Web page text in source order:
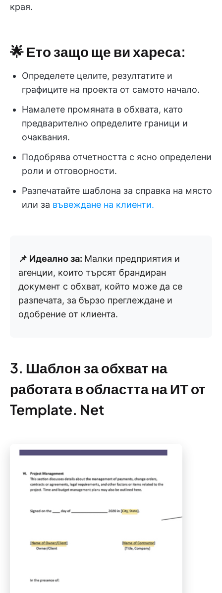
края.
🌟 Ето защо ще ви хареса:
Определете целите, резултатите и
графиците на проекта от самото начало.
Намалете промяната в обхвата, като
предварително определите граници и
очаквания.
Подобрява отчетността с ясно определени
роли и отговорности.
Разпечатайте шаблона за справка на място
или за въвеждане на клиенти.
📌 Идеално за: Малки предприятия и
агенции, които търсят брандиран
документ с обхват, който може да се
разпечата, за бързо преглеждане и
одобрение от клиента.
3. Шаблон за обхват на
работата в областта на ИТ от
Template. Net